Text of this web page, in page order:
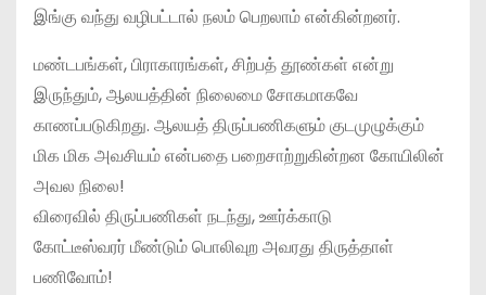
இங்கு வந்து வழிபட்டால் நலம் பெறலாம் என்கின்றனர்.
மண்டபங்கள், பிராகாரங்கள், சிற்பத் தூண்கள் என்று
இருந்தும், ஆலயத்தின் நிலைமை சோகமாகவே
காணப்படுகிறது. ஆலயத் திருப்பணிகளும் குடமுழுக்கும்
மிக மிக அவசியம் என்பதை பறைசாற்றுகின்றன கோயிலின்
அவல நிலை!
விரைவில் திருப்பணிகள் நடந்து, ஊர்க்காடு
கோட்டீஸ்வரர் மீண்டும் பொலிவுற அவரது திருத்தாள்
பணிவோம்!